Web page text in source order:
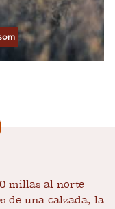
millas al norte
de una calzada, la